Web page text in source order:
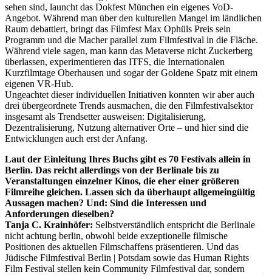
sehen sind, launcht das Dokfest München ein eigenes VoD-
Angebot. Während man über den kulturellen Mangel im ländlichen
Raum debattiert, bringt das Filmfest Max Ophüls Preis sein
Programm und die Macher parallel zum Filmfestival in die Fläche.
Während viele sagen, man kann das Metaverse nicht Zuckerberg
überlassen, experimentieren das ITFS, die Internationalen
Kurzfilmtage Oberhausen und sogar der Goldene Spatz mit einem
eigenen VR-Hub.
Ungeachtet dieser individuellen Initiativen konnten wir aber auch
drei übergeordnete Trends ausmachen, die den Filmfestivalsektor
insgesamt als Trendsetter ausweisen: Digitalisierung,
Dezentralisierung, Nutzung alternativer Orte – und hier sind die
Entwicklungen auch erst der Anfang.
Laut der Einleitung Ihres Buchs gibt es 70 Festivals allein in
Berlin. Das reicht allerdings von der Berlinale bis zu
Veranstaltungen einzelner Kinos, die eher einer größeren
Filmreihe gleichen. Lassen sich da überhaupt allgemeingültig
Aussagen machen? Und: Sind die Interessen und
Anforderungen dieselben?
Tanja C. Krainhöfer: Selbstverständlich entspricht die Berlinale
nicht achtung berlin, obwohl beide exzeptionelle filmische
Positionen des aktuellen Filmschaffens präsentieren. Und das
Jüdische Filmfestival Berlin | Potsdam sowie das Human Rights
Film Festival stellen kein Community Filmfestival dar, sondern